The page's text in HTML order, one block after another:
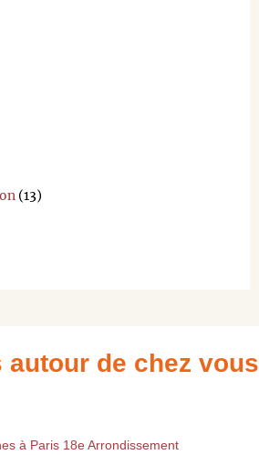
(13)
de chez vous
à Paris 18e Arrondissement